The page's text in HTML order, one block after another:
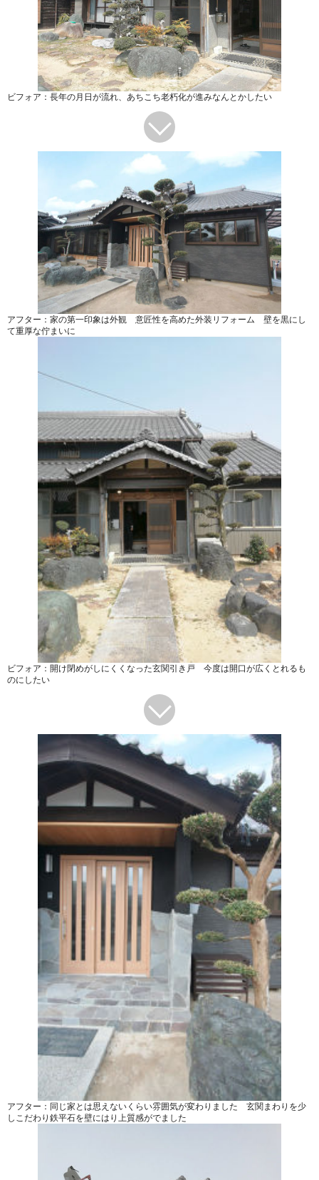
ビフォア：長年の月日が流れ、あちこち老朽化が進みなんとかしたい
アフター：家の第一印象は外観 意匠性を高めた外装リフォーム 壁を黒にし
て重厚な佇まいに
ビフォア：開け閉めがしにくくなった玄関引き戸 今度は開口が広くとれるも
のにしたい
アフター：同じ家とは思えないくらい雰囲気が変わりました 玄関まわりを少
しこだわり鉄平石を壁にはり上質感がでました